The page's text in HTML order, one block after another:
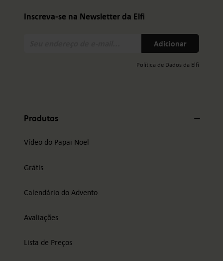
Inscreva-se na Newsletter da Elfi
Adicionar
Política de Dados da Elfi
Produtos
Vídeo do Papai Noel
Grátis
Calendário do Advento
Avaliações
Lista de Preços